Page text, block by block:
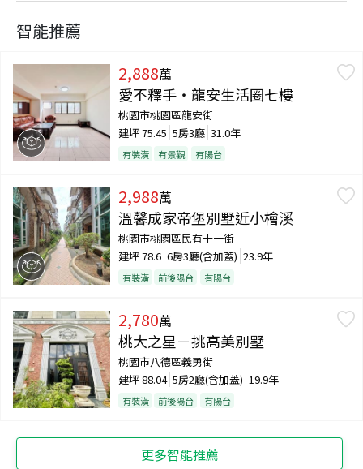
智能推薦
2,888萬
愛不釋手‧龍安生活圈七樓
桃園市桃園區龍安街
建坪75.45 5房3廳 31.0年
有裝潢 有景觀 有陽台
2,988萬
溫馨成家帝堡別墅近小檜溪
桃園市桃園區民有十一街
建坪78.6 6房3廳(含加蓋) 23.9年
有裝潢 前後陽台 有陽台
2,780萬
桃大之星－挑高美別墅
桃園市八德區義勇街
建坪88.04 5房2廳(含加蓋) 19.9年
有裝潢 前後陽台 有陽台
更多智能推薦